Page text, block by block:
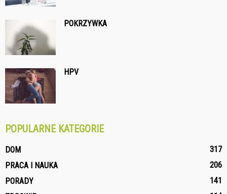
POKRZYWKA
HPV
POPULARNE KATEGORIE
DOM
317
PRACA I NAUKA
206
PORADY
141